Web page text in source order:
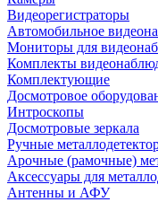
Видеорегистраторы
Автомобильное
Мониторы для
Комплекты
Комплектующие
Досмотровое
Интроскопы
Досмотровые зеркала
Ручные
Арочные (рамочные)
Аксессуары для
Антенны и АФУ